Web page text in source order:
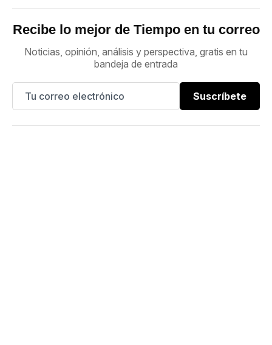
Recibe lo mejor de Tiempo en tu correo
Noticias, opinión, análisis y perspectiva, gratis en tu
bandeja de entrada
Suscríbete